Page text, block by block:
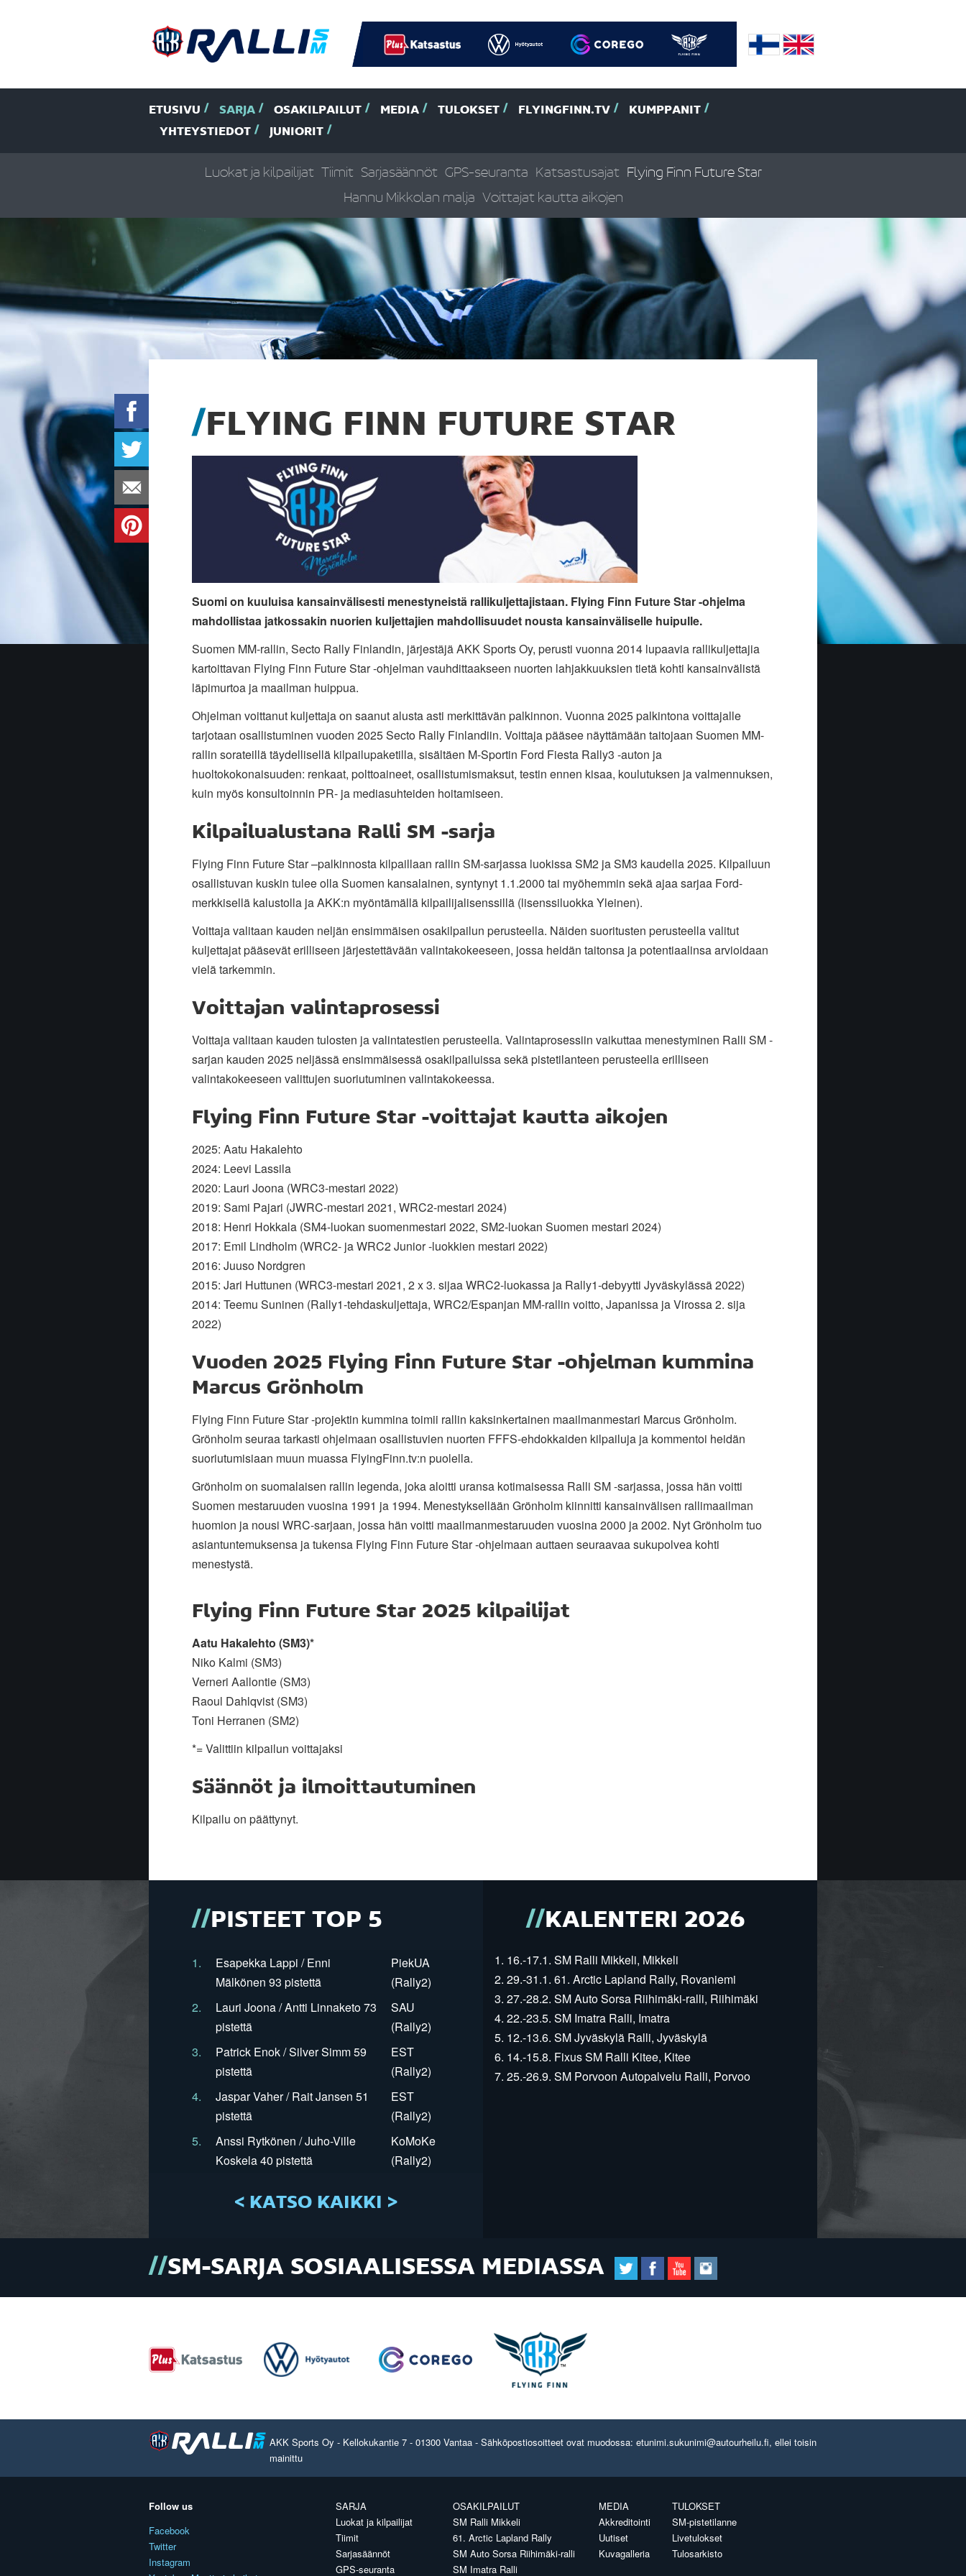
ETUSIVU SARJA OSAKILPAILUT MEDIA TULOKSET FLYINGFINN.TV
KUMPPANIT
YHTEYSTIEDOT
JUNIORIT
Luokat ja kilpailijat Tiimit Sarjasäännöt GPS-seuranta Katsastusajat Flying Finn Future Star
Hannu Mikkolan malja Voittajat kautta aikojen
FLYING FINN FUTURE STAR
Suomi on kuuluisa kansainvälisesti menestyneistä rallikuljettajistaan. Flying Finn Future Star -ohjelma
mahdollistaa jatkossakin nuorien kuljettajien mahdollisuudet nousta kansainväliselle huipulle.
Suomen MM-rallin, Secto Rally Finlandin, järjestäjä AKK Sports Oy, perusti vuonna 2014 lupaavia rallikuljettajia
kartoittavan Flying Finn Future Star -ohjelman vauhdittaakseen nuorten lahjakkuuksien tietä kohti kansainvälistä
läpimurtoa ja maailman huippua.
Ohjelman voittanut kuljettaja on saanut alusta asti merkittävän palkinnon. Vuonna 2025 palkintona voittajalle
tarjotaan osallistuminen vuoden 2025 Secto Rally Finlandiin. Voittaja pääsee näyttämään taitojaan Suomen MM-
rallin sorateillä täydellisellä kilpailupaketilla, sisältäen M-Sportin Ford Fiesta Rally3 -auton ja
huoltokokonaisuuden: renkaat, polttoaineet, osallistumismaksut, testin ennen kisaa, koulutuksen ja valmennuksen,
kuin myös konsultoinnin PR- ja mediasuhteiden hoitamiseen.
Kilpailualustana Ralli SM -sarja
Flying Finn Future Star –palkinnosta kilpaillaan rallin SM-sarjassa luokissa SM2 ja SM3 kaudella 2025. Kilpailuun
osallistuvan kuskin tulee olla Suomen kansalainen, syntynyt 1.1.2000 tai myöhemmin sekä ajaa sarjaa Ford-
merkkisellä kalustolla ja AKK:n myöntämällä kilpailijalisenssillä (lisenssiluokka Yleinen).
Voittaja valitaan kauden neljän ensimmäisen osakilpailun perusteella. Näiden suoritusten perusteella valitut
kuljettajat pääsevät erilliseen järjestettävään valintakokeeseen, jossa heidän taitonsa ja potentiaalinsa arvioidaan
vielä tarkemmin.
Voittajan valintaprosessi
Voittaja valitaan kauden tulosten ja valintatestien perusteella. Valintaprosessiin vaikuttaa menestyminen Ralli SM -
sarjan kauden 2025 neljässä ensimmäisessä osakilpailuissa sekä pistetilanteen perusteella erilliseen
valintakokeeseen valittujen suoriutuminen valintakokeessa.
Flying Finn Future Star -voittajat kautta aikojen
2025: Aatu Hakalehto
2024: Leevi Lassila
2020: Lauri Joona (WRC3-mestari 2022)
2019: Sami Pajari (JWRC-mestari 2021, WRC2-mestari 2024)
2018: Henri Hokkala (SM4-luokan suomenmestari 2022, SM2-luokan Suomen mestari 2024)
2017: Emil Lindholm (WRC2- ja WRC2 Junior -luokkien mestari 2022)
2016: Juuso Nordgren
2015: Jari Huttunen (WRC3-mestari 2021, 2 x 3. sijaa WRC2-luokassa ja Rally1-debyytti Jyväskylässä 2022)
2014: Teemu Suninen (Rally1-tehdaskuljettaja, WRC2/Espanjan MM-rallin voitto, Japanissa ja Virossa 2. sija
2022)
Vuoden 2025 Flying Finn Future Star -ohjelman kummina
Marcus Grönholm
Flying Finn Future Star -projektin kummina toimii rallin kaksinkertainen maailmanmestari Marcus Grönholm.
Grönholm seuraa tarkasti ohjelmaan osallistuvien nuorten FFFS-ehdokkaiden kilpailuja ja kommentoi heidän
suoriutumisiaan muun muassa FlyingFinn.tv:n puolella.
Grönholm on suomalaisen rallin legenda, joka aloitti uransa kotimaisessa Ralli SM -sarjassa, jossa hän voitti
Suomen mestaruuden vuosina 1991 ja 1994. Menestyksellään Grönholm kiinnitti kansainvälisen rallimaailman
huomion ja nousi WRC-sarjaan, jossa hän voitti maailmanmestaruuden vuosina 2000 ja 2002. Nyt Grönholm tuo
asiantuntemuksensa ja tukensa Flying Finn Future Star -ohjelmaan auttaen seuraavaa sukupolvea kohti
menestystä.
Flying Finn Future Star 2025 kilpailijat
Aatu Hakalehto (SM3)*
Niko Kalmi (SM3)
Verneri Aallontie (SM3)
Raoul Dahlqvist (SM3)
Toni Herranen (SM2)
*= Valittiin kilpailun voittajaksi
Säännöt ja ilmoittautuminen
Kilpailu on päättynyt.
PISTEET TOP 5
1.
Esapekka Lappi / Enni
Mälkönen 93 pistettä
PiekUA
(Rally2)
2.
Lauri Joona / Antti Linnaketo 73
pistettä
SAU
(Rally2)
3.
Patrick Enok / Silver Simm 59
pistettä
EST
(Rally2)
4.
Jaspar Vaher / Rait Jansen 51
pistettä
EST
(Rally2)
5.
Anssi Rytkönen / Juho-Ville
Koskela 40 pistettä
KoMoKe
(Rally2)
< KATSO KAIKKI >
KALENTERI 2026
1. 16.-17.1. SM Ralli Mikkeli, Mikkeli
2. 29.-31.1. 61. Arctic Lapland Rally, Rovaniemi
3. 27.-28.2. SM Auto Sorsa Riihimäki-ralli, Riihimäki
4. 22.-23.5. SM Imatra Ralli, Imatra
5. 12.-13.6. SM Jyväskylä Ralli, Jyväskylä
6. 14.-15.8. Fixus SM Ralli Kitee, Kitee
7. 25.-26.9. SM Porvoon Autopalvelu Ralli, Porvoo
SM-SARJA SOSIAALISESSA MEDIASSA
AKK Sports Oy - Kellokukantie 7 - 01300 Vantaa - Sähköpostiosoitteet ovat muodossa: etunimi.sukunimi@autourheilu.fi, ellei toisin
mainittu
Follow us
Facebook
Twitter
Instagram
SARJA
Luokat ja kilpailijat
Tiimit
Sarjasäännöt
GPS-seuranta
OSAKILPAILUT
SM Ralli Mikkeli
61. Arctic Lapland Rally
SM Auto Sorsa Riihimäki-ralli
SM Imatra Ralli
MEDIA
Akkreditointi
Uutiset
Kuvagalleria
TULOKSET
SM-pistetilanne
Livetulokset
Tulosarkisto